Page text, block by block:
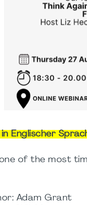
Englischer
one of the most
Adam Grant